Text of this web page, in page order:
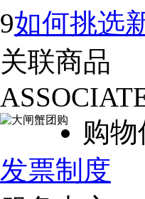
9如何挑选
关联商品
购
发票制度